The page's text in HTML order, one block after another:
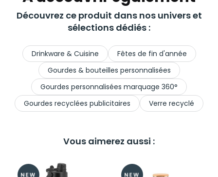
Découvrez ce produit dans nos univers et
sélections dédiés :
Drinkware & Cuisine
Fêtes de fin d'année
Gourdes & bouteilles personnalisées
Gourdes personnalisées marquage 360°
Gourdes recyclées publicitaires
Verre recyclé
Vous aimerez aussi :